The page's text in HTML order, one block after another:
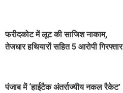
फरीदकोट में लूट की साजिश नाकाम,
तेजधार हथियारों सहित 5 आरोपी गिरफ्तार
पंजाब में ‘हाईटैक अंतर्राज्यीय नकल रैकेट’